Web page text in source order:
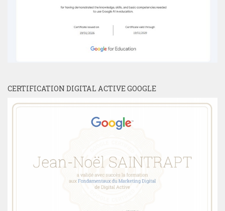
CERTIFICATION DIGITAL ACTIVE GOOGLE